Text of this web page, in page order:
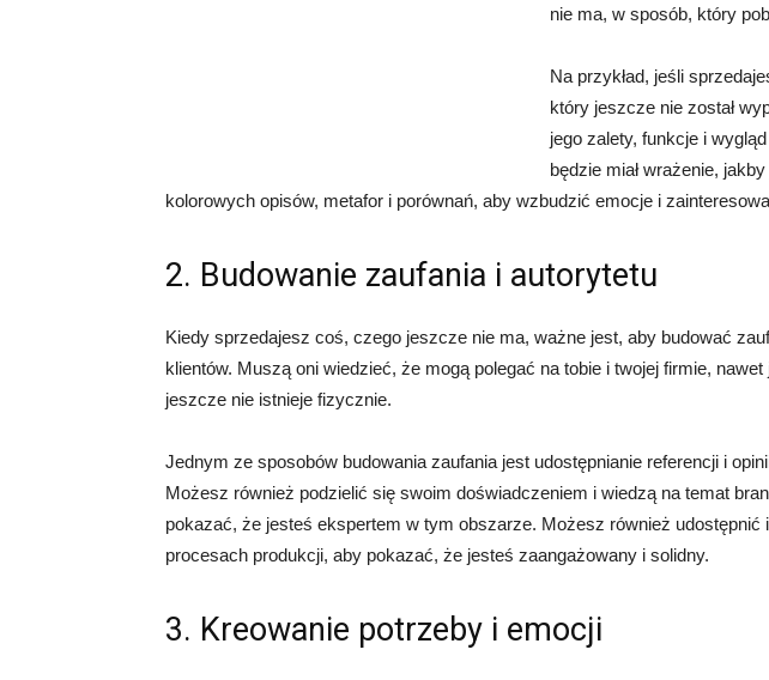
nie ma, w sposób, który
Na przykład, jeśli
który jeszcze nie został
jego zalety, funkcje i
będzie miał wrażenie,
kolorowych opisów, metafor i porównań, aby wzbudzić emocje i
2. Budowanie zaufania i autorytetu
Kiedy sprzedajesz coś, czego jeszcze nie ma, ważne jest, aby budować
klientów. Muszą oni wiedzieć, że mogą polegać na tobie i twojej firmie, nawet
jeszcze nie istnieje fizycznie.
Jednym ze sposobów budowania zaufania jest udostępnianie referencji i
Możesz również podzielić się swoim doświadczeniem i wiedzą na temat
pokazać, że jesteś ekspertem w tym obszarze. Możesz również udostępnić
procesach produkcji, aby pokazać, że jesteś zaangażowany i solidny.
3. Kreowanie potrzeby i emocji